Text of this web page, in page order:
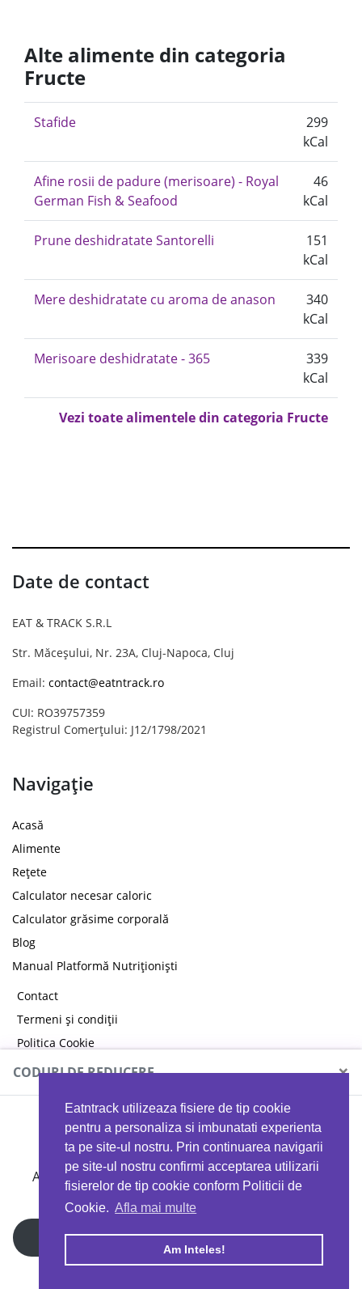
Eatntrack utilizeaza fisiere de tip cookie
pentru a personaliza si imbunatati experienta
ta pe site-ul nostru. Prin continuarea navigarii
pe site-ul nostru confirmi acceptarea utilizarii
fisierelor de tip cookie conform Politicii de
Cookie. Afla mai multe
Am Inteles!
Alte alimente din categoria
Fructe
Stafide
299
kCal
Afine rosii de padure (merisoare) - Royal
German Fish & Seafood
46
kCal
Prune deshidratate Santorelli
151
kCal
Mere deshidratate cu aroma de anason
340
kCal
Merisoare deshidratate - 365
339
kCal
Vezi toate alimentele din categoria Fructe
Date de contact
EAT & TRACK S.R.L
Str. Măceșului, Nr. 23A, Cluj-Napoca, Cluj
Email: contact@eatntrack.ro
CUI: RO39757359
Registrul Comerțului: J12/1798/2021
Navigație
Acasă
Alimente
Rețete
Calculator necesar caloric
Calculator grăsime corporală
Blog
Manual Platformă Nutriționiști
Contact
Termeni și condiții
Politica Cookie
Politica de confidențialitate
Copyright © 2026 EAT & TRACK S.R.L
CODURI DE REDUCERE ×
MYPROTEIN
Ai 40%reducere la orice comandă folosind codul
EATTRACK
Profită acum